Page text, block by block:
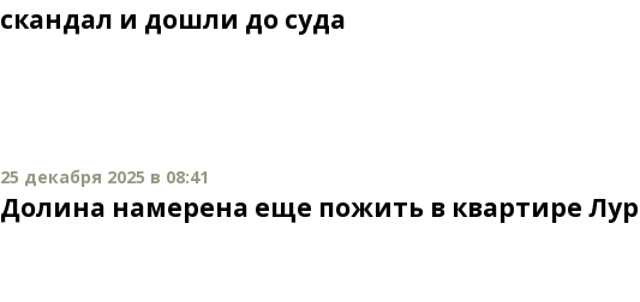
скандал и дошли до суда
25 декабря 2025 в 08:41
Долина намерена еще пожить в квартире